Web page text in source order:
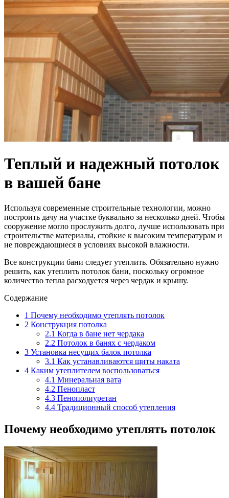
Теплый и надежный потолок
в вашей бане
Используя современные строительные технологии, можно
построить дачу на участке буквально за несколько дней. Чтобы
сооружение могло прослужить долго, лучше использовать при
строительстве материалы, стойкие к высоким температурам и
не повреждающиеся в условиях высокой влажности.
Все конструкции бани следует утеплить. Обязательно нужно
решить, как утеплить потолок бани, поскольку огромное
количество тепла расходуется через чердак и крышу.
Содержание
1 Почему необходимо утеплять потолок
2 Конструкция потолка
2.1 Когда в бане нет чердака
2.2 Потолок в банях с чердаком
3 Установка несущих балок потолка
3.1 Как устанавливаются щиты наката
4 Каким утеплителем воспользоваться
4.1 Минеральная вата
4.2 Пенопласт
4.3 Пенополиуретан
4.4 Традиционный способ утепления
Почему необходимо утеплять потолок